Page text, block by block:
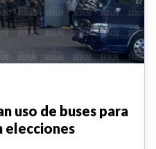
uso de buses para
elecciones